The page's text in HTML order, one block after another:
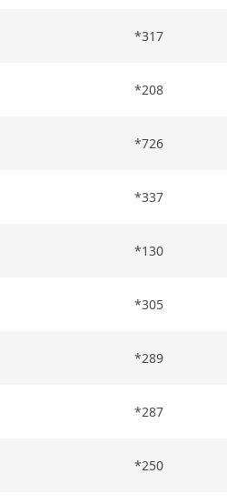
*317
*208
*726
*337
*130
*305
*289
*287
*250